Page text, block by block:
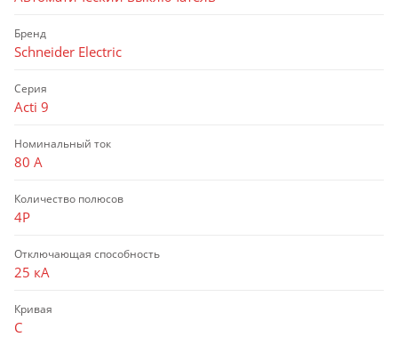
Бренд
Schneider Electric
Серия
Acti 9
Номинальный ток
80 А
Количество полюсов
4P
Отключающая способность
25 кА
Кривая
C